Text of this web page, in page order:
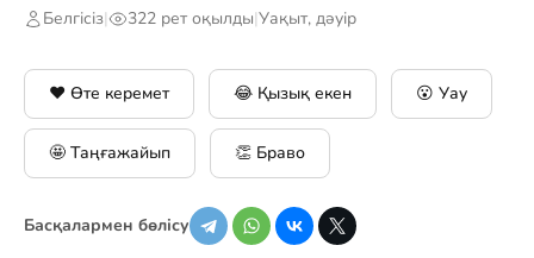
Белгісіз| 322 рет оқылды|Уақыт, дәуір
❤️ Өте керемет 😂 Қызық екен 😮 Уау
🤩 Таңғажайып 👏 Браво
Басқалармен бөлісу